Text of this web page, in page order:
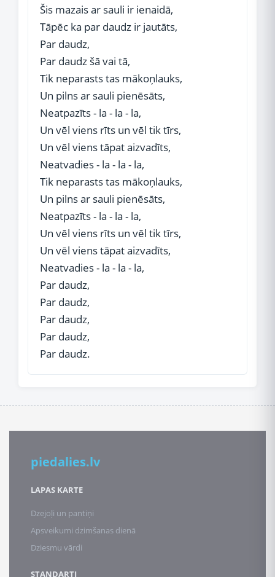
Šis mazais ar sauli ir ienaidā,
Tāpēc ka par daudz ir jautāts,
Par daudz,
Par daudz šā vai tā,
Tik neparasts tas mākoņlauks,
Un pilns ar sauli pienēsāts,
Neatpazīts - la - la - la,
Un vēl viens rīts un vēl tik tīrs,
Un vēl viens tāpat aizvadīts,
Neatvadies - la - la - la,
Tik neparasts tas mākoņlauks,
Un pilns ar sauli pienēsāts,
Neatpazīts - la - la - la,
Un vēl viens rīts un vēl tik tīrs,
Un vēl viens tāpat aizvadīts,
Neatvadies - la - la - la,
Par daudz,
Par daudz,
Par daudz,
Par daudz,
Par daudz.
piedalies.lv
LAPAS KARTE
Dzejoļi un pantiņi
Apsveikumi dzimšanas dienā
Dziesmu vārdi
STANDARTI